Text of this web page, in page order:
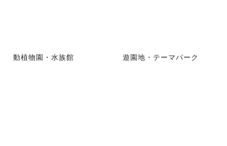
動植物園・水族館 遊園地・テーマパーク